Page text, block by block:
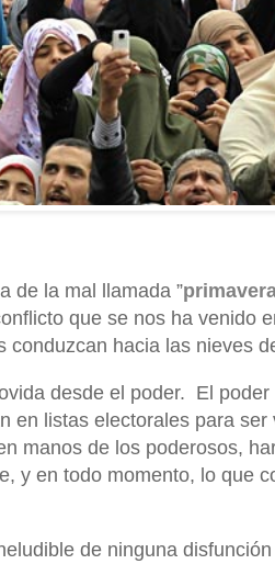
de la mal llamada ”
que se nos ha venido
conduzcan hacia las nieves
desde el poder. El
en listas electorales para
manos de los poderosos,
y en todo momento, lo que
de ninguna